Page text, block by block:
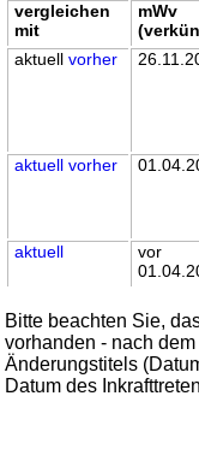
vergleichen
mit
mWv
aktuellvorher
aktuell vorher
aktuell
vor
Bitte beachten Sie,
vorhanden - nach
Änderungstitels
Datum des